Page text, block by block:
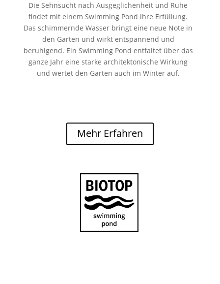
Die Sehnsucht nach Ausgeglichenheit und Ruhe
findet mit einem Swimming Pond ihre Erfüllung.
Das schimmernde Wasser bringt eine neue Note in
den Garten und wirkt entspannend und
beruhigend. Ein Swimming Pond entfaltet über das
ganze Jahr eine starke architektonische Wirkung
und wertet den Garten auch im Winter auf.
Mehr Erfahren